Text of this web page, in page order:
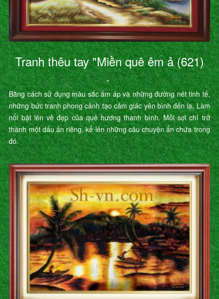
Tranh thêu tay "Miền quê êm ả (621)
"
Bằng cách sử dụng màu sắc ấm áp và những đường nét tinh tế,
những bức tranh phong cảnh tạo cảm giác yên bình đến lạ. Làm
nổi bật lên vẻ đẹp của quê hương thanh bình. Mỗi sợi chỉ trở
thành một dấu ấn riêng, kể lên những câu chuyện ẩn chứa trong
đó.